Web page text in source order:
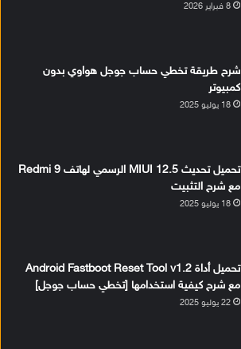
8 فبراير 2026
شرح طريقة تخطي حساب جوجل هواوي بدون
كمبيوتر
18 يوليو 2025
تحميل تحديث MIUI 12.5 الرسمي لهاتف Redmi 9
مع شرح التثبيت
18 يوليو 2025
تحميل أداة Android Fastboot Reset Tool v1.2
مع شرح كيفية استخدامها [تخطي حساب جوجل]
22 يوليو 2025